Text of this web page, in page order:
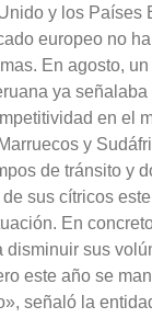
y los Países
europeo no
En agosto,
ya señalaba
en el
y
de tránsito y
sus cítricos
En
disminuir sus
este año se
señaló la